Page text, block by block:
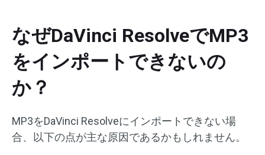
なぜDaVinci ResolveでMP3
をインポートできないの
か？
MP3をDaVinci Resolveにインポートできない場
合、以下の点が主な原因であるかもしれません。